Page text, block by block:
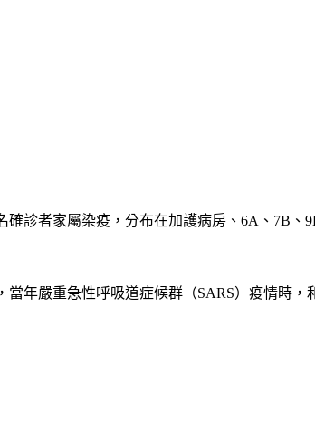
診者家屬染疫，分布在加護病房、6A、7B、
年嚴重急性呼吸道症候群（SARS）疫情時